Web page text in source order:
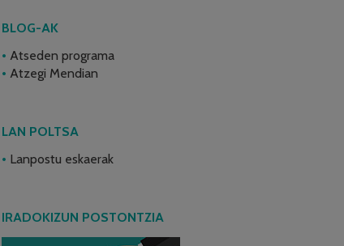
BLOG-AK
Atseden programa
Atzegi Mendian
LAN POLTSA
Lanpostu eskaerak
IRADOKIZUN POSTONTZIA